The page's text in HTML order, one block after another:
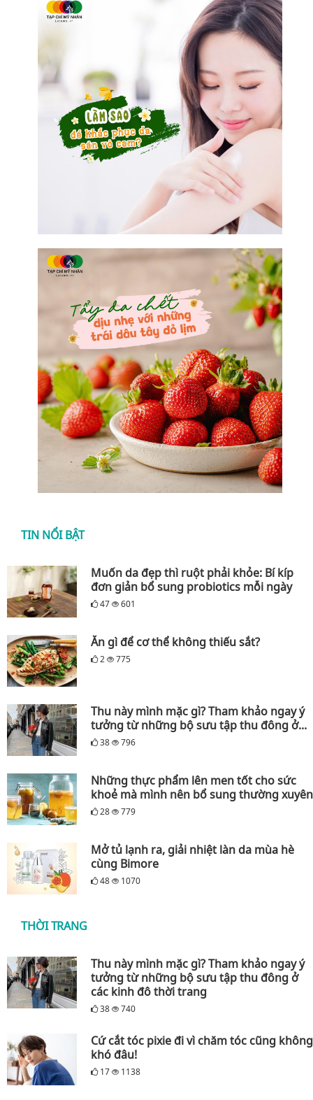
TIN NỔI BẬT
Muốn da đẹp thì ruột phải khỏe: Bí kíp
đơn giản bổ sung probiotics mỗi ngày
47 601
Ăn gì để cơ thể không thiếu sắt?
2 775
Thu này mình mặc gì? Tham khảo ngay ý
tưởng từ những bộ sưu tập thu đông ở...
38 796
Những thực phẩm lên men tốt cho sức
khoẻ mà mình nên bổ sung thường xuyên
28 779
Mở tủ lạnh ra, giải nhiệt làn da mùa hè
cùng Bimore
48 1070
THỜI TRANG
Thu này mình mặc gì? Tham khảo ngay ý
tưởng từ những bộ sưu tập thu đông ở
các kinh đô thời trang
38 740
Cứ cắt tóc pixie đi vì chăm tóc cũng không
khó đâu!
17 1138